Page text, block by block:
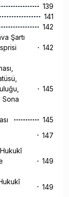
139
141
142
Şartı
142
Sona
145
145
147
149
149